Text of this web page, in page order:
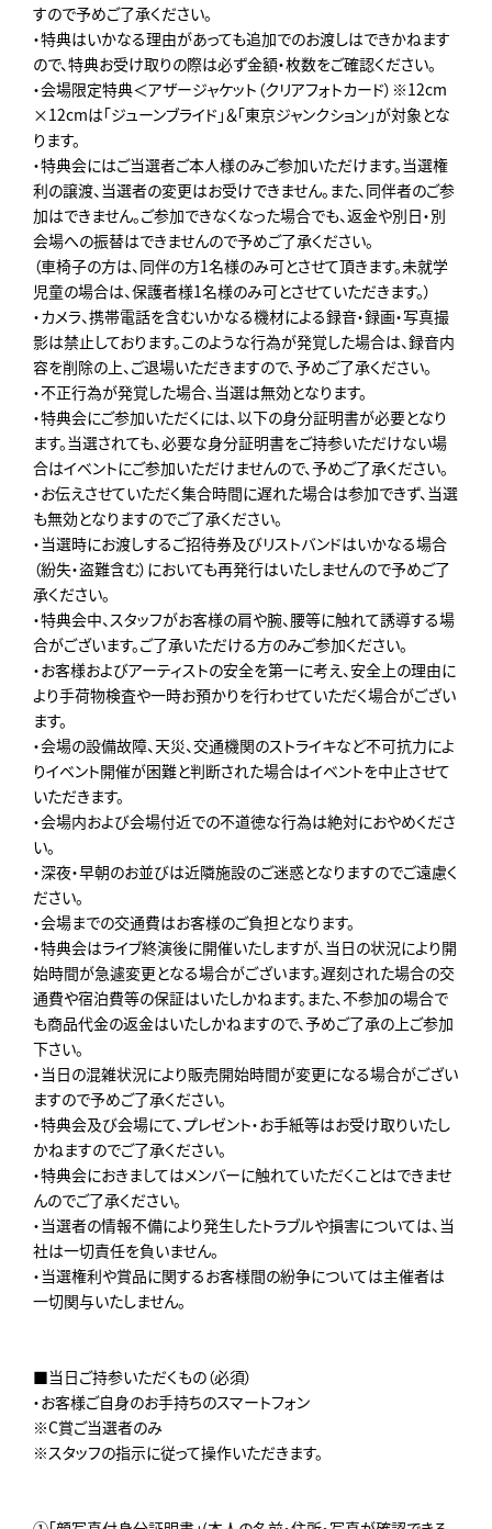
すので予めご了承ください。
・特典はいかなる理由があっても追加でのお渡しはできかねます
ので、特典お受け取りの際は必ず金額・枚数をご確認ください。
・会場限定特典＜アザージャケット（クリアフォトカード）※12cm
×12cmは「ジューンブライド」＆「東京ジャンクション」が対象とな
ります。
・特典会にはご当選者ご本人様のみご参加いただけます。当選権
利の譲渡、当選者の変更はお受けできません。また、同伴者のご参
加はできません。ご参加できなくなった場合でも、返金や別日・別
会場への振替はできませんので予めご了承ください。
（車椅子の方は、同伴の方1名様のみ可とさせて頂きます。未就学
児童の場合は、保護者様1名様のみ可とさせていただきます。）
・カメラ、携帯電話を含むいかなる機材による録音・録画・写真撮
影は禁止しております。このような行為が発覚した場合は、録音内
容を削除の上、ご退場いただきますので、予めご了承ください。
・不正行為が発覚した場合、当選は無効となります。
・特典会にご参加いただくには、以下の身分証明書が必要となり
ます。当選されても、必要な身分証明書をご持参いただけない場
合はイベントにご参加いただけませんので、予めご了承ください。
・お伝えさせていただく集合時間に遅れた場合は参加できず、当選
も無効となりますのでご了承ください。
・当選時にお渡しするご招待券及びリストバンドはいかなる場合
（紛失・盗難含む）においても再発行はいたしませんので予めご了
承ください。
・特典会中、スタッフがお客様の肩や腕、腰等に触れて誘導する場
合がございます。ご了承いただける方のみご参加ください。
・お客様およびアーティストの安全を第一に考え、安全上の理由に
より手荷物検査や一時お預かりを行わせていただく場合がござい
ます。
・会場の設備故障、天災、交通機関のストライキなど不可抗力によ
りイベント開催が困難と判断された場合はイベントを中止させて
いただきます。
・会場内および会場付近での不道徳な行為は絶対におやめくださ
い。
・深夜・早朝のお並びは近隣施設のご迷惑となりますのでご遠慮く
ださい。
・会場までの交通費はお客様のご負担となります。
・特典会はライブ終演後に開催いたしますが、当日の状況により開
始時間が急遽変更となる場合がございます。遅刻された場合の交
通費や宿泊費等の保証はいたしかねます。また、不参加の場合で
も商品代金の返金はいたしかねますので、予めご了承の上ご参加
下さい。
・当日の混雑状況により販売開始時間が変更になる場合がござい
ますので予めご了承ください。
・特典会及び会場にて、プレゼント・お手紙等はお受け取りいたし
かねますのでご了承ください。
・特典会におきましてはメンバーに触れていただくことはできませ
んのでご了承ください。
・当選者の情報不備により発生したトラブルや損害については、当
社は一切責任を負いません。
・当選権利や賞品に関するお客様間の紛争については主催者は
一切関与いたしません。
■当日ご持参いただくもの（必須）
・お客様ご自身のお手持ちのスマートフォン
※C賞ご当選者のみ
※スタッフの指示に従って操作いただきます。